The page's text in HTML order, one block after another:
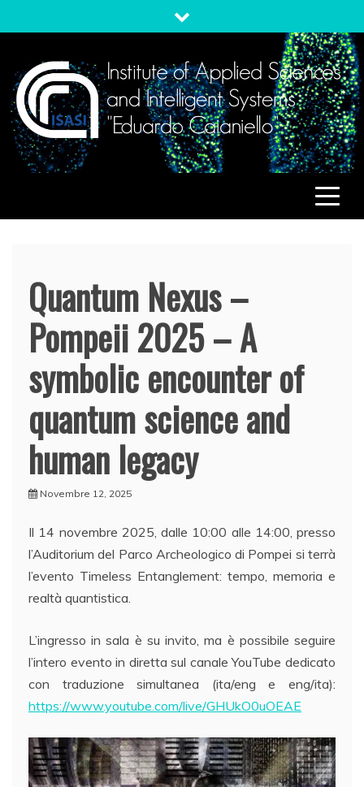
to
ISASIInstitute of Applied Sciences and Intelligent Systems
"Eduardo Caianiello"
Quantum Nexus –
Pompeii 2025 – A
symbolic encounter of
quantum science and
human legacy
Novembre 12, 2025
Il 14 novembre 2025, dalle 10:00 alle 14:00, presso
l’Auditorium del Parco Archeologico di Pompei si terrà
l’evento Timeless Entanglement: tempo, memoria e
realtà quantistica.
L’ingresso in sala è su invito, ma è possibile seguire
l’intero evento in diretta sul canale YouTube dedicato
con traduzione simultanea (ita/eng e eng/ita):
https://www.youtube.com/live/GHUkO0uOEAE